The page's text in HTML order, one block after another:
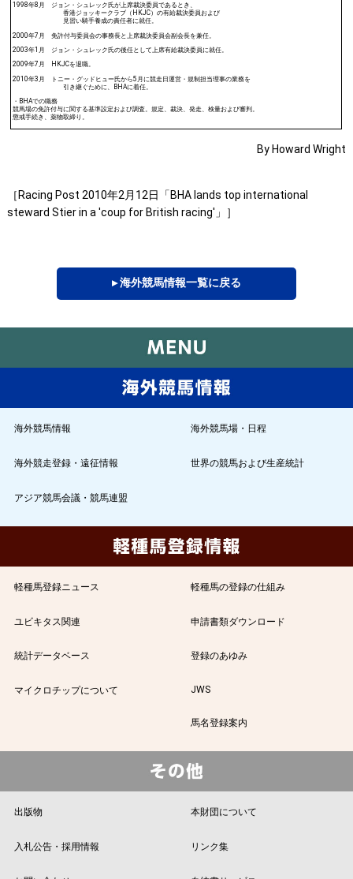
1998年8月 ジョン・シュレック氏が上席裁決委員であるとき、
香港ジョッキークラブ（HKJC）の有給裁決委員および
見習い騎手養成の責任者に就任。
2000年7月 免許付与委員会の事務長と上席裁決委員会副会長を兼任。
2003年1月 ジョン・シュレック氏の後任として上席有給裁決委員に就任。
2009年7月 HKJCを退職。
2010年3月 トニー・グッドヒュー氏から5月に競走日運営・規制担当理事の業務を
引き継ぐために、BHAに着任。
・BHAでの職務
競馬場の免許付与に関する基準設定および調査。規定、裁決、発走、検量および審判。
懲戒手続き、薬物取締り。
By Howard Wright
［Racing Post 2010年2月12日「BHA lands top international
steward Stier in a 'coup for British racing'」］
▸ 海外競馬情報一覧に戻る
海外競馬情報 海外競馬場・日程
海外競走登録・遠征情報 世界の競馬および生産統計
アジア競馬会議・競馬連盟
軽種馬登録ニュース 軽種馬の登録の仕組み
ユビキタス関連 申請書類ダウンロード
統計データベース 登録のあゆみ
マイクロチップについて JWS
馬名登録案内
出版物 本財団について
入札公告・採用情報 リンク集